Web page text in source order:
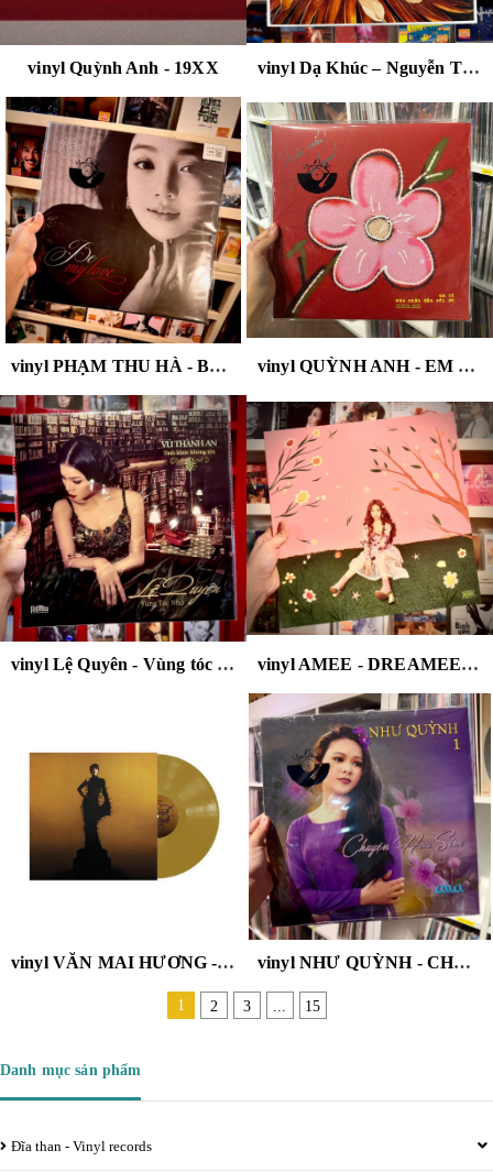
vinyl Quỳnh Anh - 19XX vinyl Dạ Khúc – Nguyễn Thành Vân
vinyl PHẠM THU HÀ - BE MY LOVER vinyl QUỲNH ANH - EM ƠI MÙA XUÂN ĐẾN RỒI ĐÓ !
vinyl Lệ Quyên - Vùng tóc nhớ ( Vũ Thành An - Tình khúc không tên ) vinyl AMEE - DREAMEE ( BABY PINK VINYL , Gatefold Sleeve )
vinyl VĂN MAI HƯƠNG - MINH TINH (GOLD COLORED VINYL ) vinyl NHƯ QUỲNH - CHUYỆN HOA SIM
1 2 3 15
Danh mục sản phẩm
Đĩa than - Vinyl records